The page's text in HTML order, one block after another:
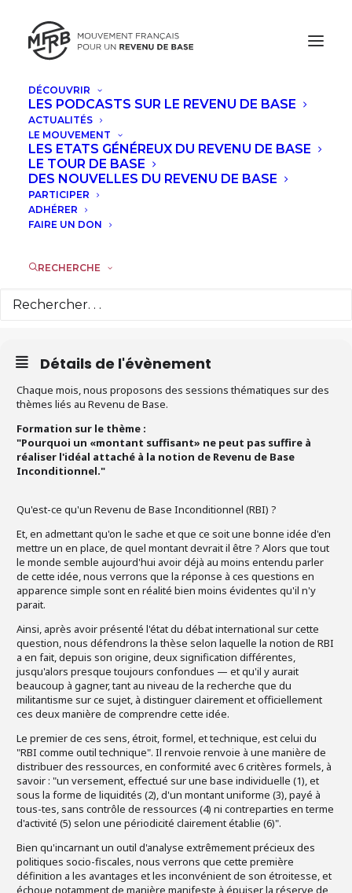
DÉCOUVRIR
LES PODCASTS SUR LE REVENU DE BASE
ACTUALITÉS
LE MOUVEMENT
LES ETATS GÉNÉREUX DU REVENU DE BASE
LE TOUR DE BASE
DES NOUVELLES DU REVENU DE BASE
PARTICIPER
ADHÉRER
FAIRE UN DON
RECHERCHE
JUILLET, 2024
FORMATION : "POURQUOI UN
«MONTANT SUFFISANT» NE PEUT
PAS SUFFIRE À RÉALISER L'IDÉAL
ATTACHÉ À LA NOTION DE REVENU DE
20
Détails de l'évènement
Chaque mois, nous proposons des sessions thématiques sur des
thèmes liés au Revenu de Base.
Formation sur le thème :
"Pourquoi un «montant suffisant» ne peut pas suffire à
réaliser l'idéal attaché à la notion de Revenu de Base
Inconditionnel."
Qu'est-ce qu'un Revenu de Base Inconditionnel (RBI) ?
Et, en admettant qu'on le sache et que ce soit une bonne idée d'en
mettre un en place, de quel montant devrait il être ? Alors que tout
le monde semble aujourd'hui avoir déjà au moins entendu parler
de cette idée, nous verrons que la réponse à ces questions en
apparence simple sont en réalité bien moins évidentes qu'il n'y
parait.
Ainsi, après avoir présenté l'état du débat international sur cette
question, nous défendrons la thèse selon laquelle la notion de RBI
a en fait, depuis son origine, deux signification différentes,
jusqu'alors presque toujours confondues — et qu'il y aurait
beaucoup à gagner, tant au niveau de la recherche que du
militantisme sur ce sujet, à distinguer clairement et officiellement
ces deux manière de comprendre cette idée.
Le premier de ces sens, étroit, formel, et technique, est celui du
"RBI comme outil technique". Il renvoie renvoie à une manière de
distribuer des ressources, en conformité avec 6 critères formels, à
savoir : "un versement, effectué sur une base individuelle (1), et
sous la forme de liquidités (2), d'un montant uniforme (3), payé à
tous-tes, sans contrôle de ressources (4) ni contreparties en terme
d'activité (5) selon une périodicité clairement établie (6)".
Bien qu'incarnant un outil d'analyse extrêmement précieux des
politiques socio-fiscales, nous verrons que cette première
définition a les avantages et les inconvénient de son étroitesse, et
échoue notamment de manière manifeste à épuiser la réserve de